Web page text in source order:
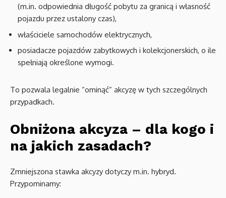
(m.in. odpowiednia długość pobytu za granicą i własność
pojazdu przez ustalony czas),
właściciele samochodów elektrycznych,
posiadacze pojazdów zabytkowych i kolekcjonerskich, o ile
spełniają określone wymogi.
To pozwala legalnie “ominąć” akcyzę w tych szczególnych
przypadkach.
Obniżona akcyza – dla kogo i
na jakich zasadach?
Zmniejszona stawka akcyzy dotyczy m.in. hybryd.
Przypominamy: